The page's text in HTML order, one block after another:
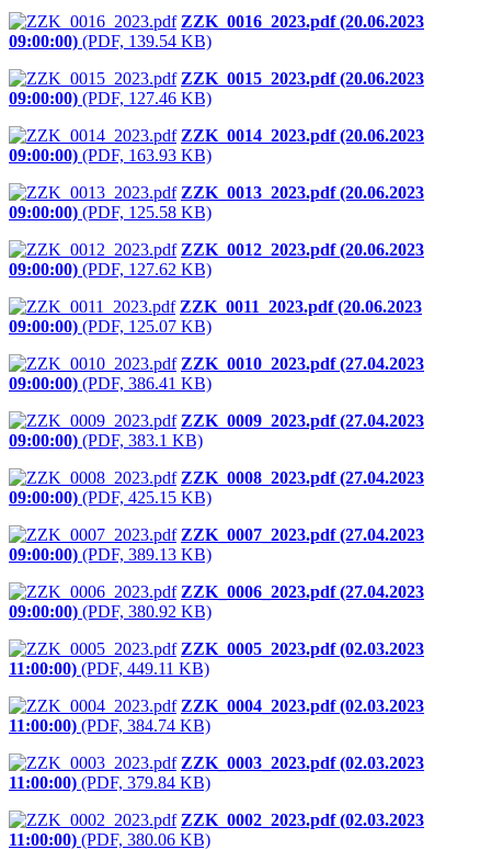
ZZK_0016_2023.pdf (20.06.2023
09:00:00) (PDF, 139.54 KB)
ZZK_0015_2023.pdf (20.06.2023
09:00:00) (PDF, 127.46 KB)
ZZK_0014_2023.pdf (20.06.2023
09:00:00) (PDF, 163.93 KB)
ZZK_0013_2023.pdf (20.06.2023
09:00:00) (PDF, 125.58 KB)
ZZK_0012_2023.pdf (20.06.2023
09:00:00) (PDF, 127.62 KB)
ZZK_0011_2023.pdf (20.06.2023
09:00:00) (PDF, 125.07 KB)
ZZK_0010_2023.pdf (27.04.2023
09:00:00) (PDF, 386.41 KB)
ZZK_0009_2023.pdf (27.04.2023
09:00:00) (PDF, 383.1 KB)
ZZK_0008_2023.pdf (27.04.2023
09:00:00) (PDF, 425.15 KB)
ZZK_0007_2023.pdf (27.04.2023
09:00:00) (PDF, 389.13 KB)
ZZK_0006_2023.pdf (27.04.2023
09:00:00) (PDF, 380.92 KB)
ZZK_0005_2023.pdf (02.03.2023
11:00:00) (PDF, 449.11 KB)
ZZK_0004_2023.pdf (02.03.2023
11:00:00) (PDF, 384.74 KB)
ZZK_0003_2023.pdf (02.03.2023
11:00:00) (PDF, 379.84 KB)
ZZK_0002_2023.pdf (02.03.2023
11:00:00) (PDF, 380.06 KB)